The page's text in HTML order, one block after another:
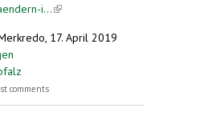
i...(link is external)
17. April 2019
Sprecher aus acht Ländern in
comments